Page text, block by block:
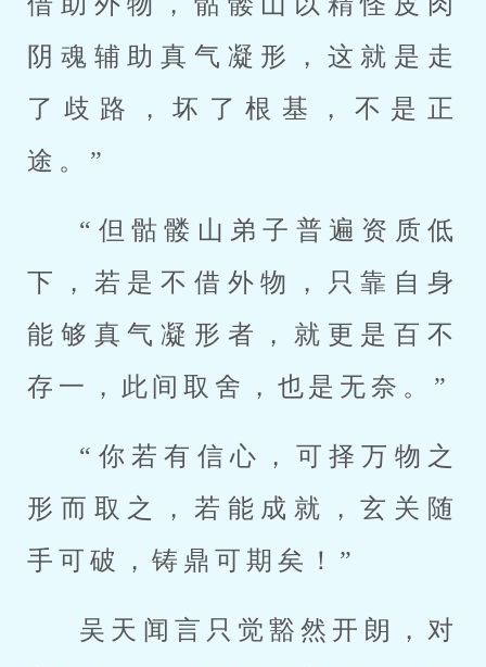
阴魂辅助真气凝形，这就是走
了歧路，坏了根基，不是正
途。”
“但骷髅山弟子普遍资质低
下，若是不借外物，只靠自身
能够真气凝形者，就更是百不
存一，此间取舍，也是无奈。”
“你若有信心，可择万物之
形而取之，若能成就，玄关随
手可破，铸鼎可期矣！”
吴天闻言只觉豁然开朗，对